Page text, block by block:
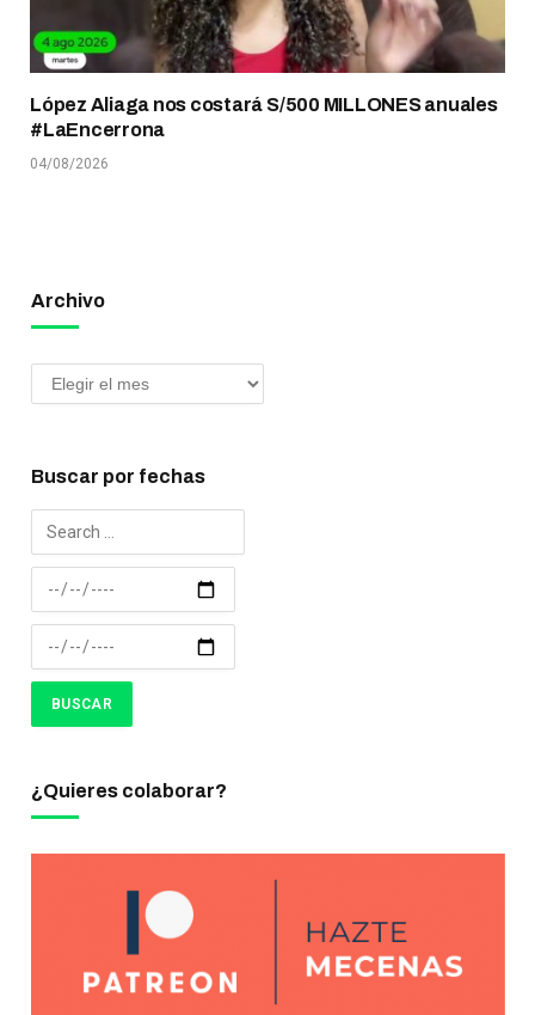
López Aliaga nos costará S/500 MILLONES anuales
#LaEncerrona
04/08/2026
Archivo
Buscar por fechas
¿Quieres colaborar?